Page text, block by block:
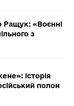
Ращук: «Воєнні
з
історія
полон